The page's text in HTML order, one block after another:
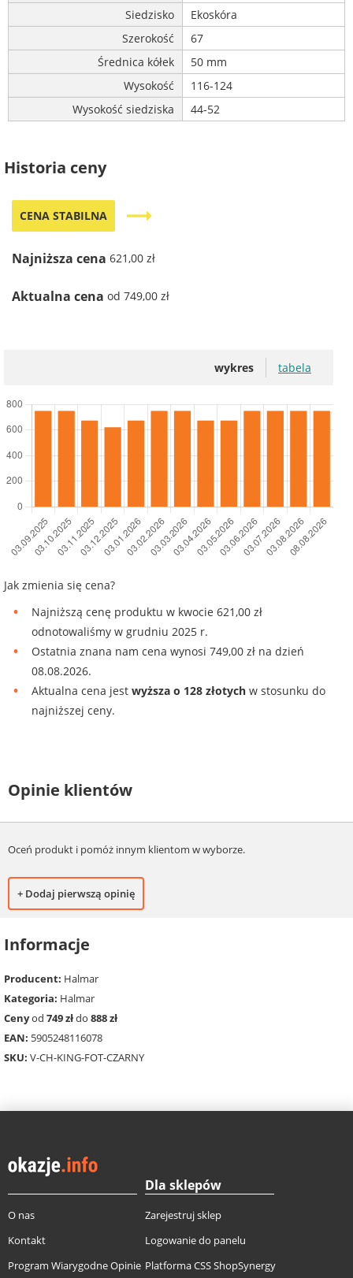
Siedzisko
Ekoskóra
Szerokość
67
Średnica kółek
50 mm
Wysokość
116-124
Wysokość siedziska
44-52
Historia ceny
CENA STABILNA trending_flat
Najniższa cena 621,00 zł
Aktualna cena od 749,00 zł
wykres tabela
Jak zmienia się cena?
Najniższą cenę produktu w kwocie 621,00 zł
odnotowaliśmy w grudniu 2025 r.
Ostatnia znana nam cena wynosi 749,00 zł na dzień
08.08.2026.
Aktualna cena jest wyższa o 128 złotych w stosunku do
najniższej ceny.
Opinie klientów
Oceń produkt i pomóż innym klientom w wyborze.
+ Dodaj pierwszą opinię
Informacje
Producent: Halmar
Kategoria: Halmar
Cenyod 749 złdo 888 zł
EAN: 5905248116078
SKU: V-CH-KING-FOT-CZARNY
O nas
Kontakt
Program Wiarygodne Opinie
Dla sklepów
Zarejestruj sklep
Logowanie do panelu
Platforma CSS ShopSynergy